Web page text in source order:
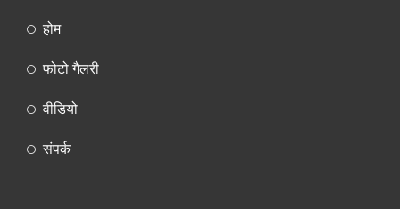
होम
फोटो गैलरी
वीडियो
संपर्क